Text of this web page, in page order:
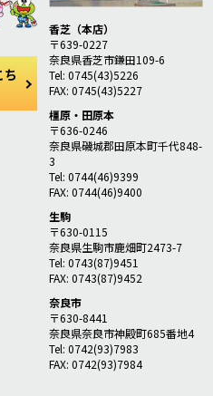
香芝（本店）
〒639-0227
奈良県香芝市鎌田109-6
Tel: 0745(43)5226
FAX: 0745(43)5227
橿原・田原本
〒636-0246
奈良県磯城郡田原本町千代848-
3
Tel: 0744(46)9399
FAX: 0744(46)9400
生駒
〒630-0115
奈良県生駒市鹿畑町2473-7
Tel: 0743(87)9451
FAX: 0743(87)9452
奈良市
〒630-8441
奈良県奈良市神殿町685番地4
Tel: 0742(93)7983
FAX: 0742(93)7984